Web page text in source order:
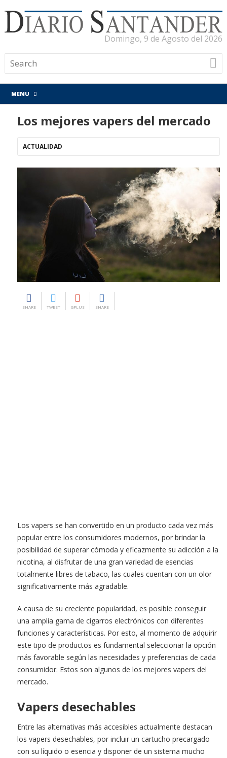
Domingo, 9 de Agosto del 2026
MENU
Los mejores vapers del mercado
ACTUALIDAD
SHARE TWEET GPLUS SHARE
Los vapers se han convertido en un producto cada vez más
popular entre los consumidores modernos, por brindar la
posibilidad de superar cómoda y eficazmente su adicción a la
nicotina, al disfrutar de una gran variedad de esencias
totalmente libres de tabaco, las cuales cuentan con un olor
significativamente más agradable.
A causa de su creciente popularidad, es posible conseguir
una amplia gama de cigarros electrónicos con diferentes
funciones y características. Por esto, al momento de adquirir
este tipo de productos es fundamental seleccionar la opción
más favorable según las necesidades y preferencias de cada
consumidor. Estos son algunos de los mejores vapers del
mercado.
Vapers desechables
Entre las alternativas más accesibles actualmente destacan
los vapers desechables, por incluir un cartucho precargado
con su líquido o esencia y disponer de un sistema mucho